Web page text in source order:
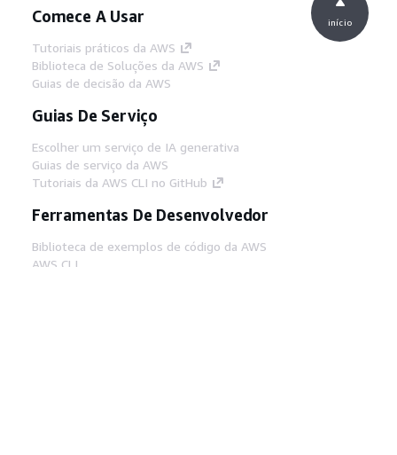
Comece A Usar
Tutoriais práticos da AWS
Biblioteca de Soluções da AWS
Guias de decisão da AWS
Guias De Serviço
Escolher um serviço de IA generativa
Guias de serviço da AWS
Tutoriais da AWS CLI no GitHub
Ferramentas De Desenvolvedor
Biblioteca de exemplos de código da AWS
AWS CLI
início